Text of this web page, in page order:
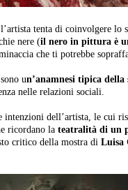
tenta di coinvolgere
nere (il nero in pittura è
che ti potrebbe
un’anamnesi tipica della
nelle relazioni sociali.
intenzioni dell’artista, le cui
ricordano la teatralità di un
critico della mostra di Luisa